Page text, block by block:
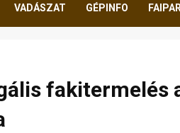
VADÁSZAT GÉPINFO
fakitermelés